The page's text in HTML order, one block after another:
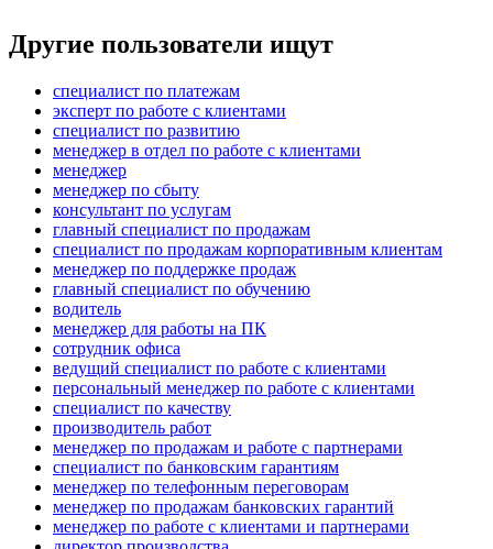
Другие пользователи ищут
специалист по платежам
эксперт по работе с клиентами
специалист по развитию
менеджер в отдел по работе с клиентами
менеджер
менеджер по сбыту
консультант по услугам
главный специалист по продажам
специалист по продажам корпоративным клиентам
менеджер по поддержке продаж
главный специалист по обучению
водитель
менеджер для работы на ПК
сотрудник офиса
ведущий специалист по работе с клиентами
персональный менеджер по работе с клиентами
специалист по качеству
производитель работ
менеджер по продажам и работе с партнерами
специалист по банковским гарантиям
менеджер по телефонным переговорам
менеджер по продажам банковских гарантий
менеджер по работе с клиентами и партнерами